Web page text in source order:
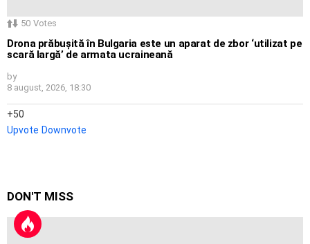
50 Votes
Drona prăbușită în Bulgaria este un aparat de zbor ‘utilizat pe
scară largă’ de armata ucraineană
by
8 august, 2026, 18:30
50
Upvote Downvote
DON'T MISS